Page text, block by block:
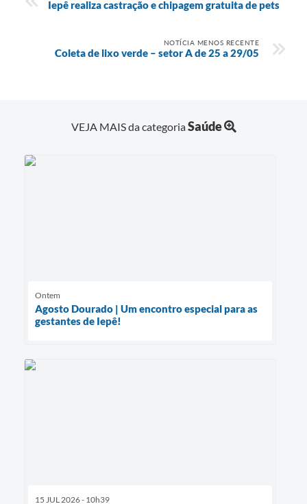
Iepê realiza castração e chipagem gratuita de pets
NOTÍCIA MENOS RECENTE
Coleta de lixo verde – setor A de 25 a 29/05
VEJA MAIS da categoriaSaúde
Ontem
Agosto Dourado | Um encontro especial para as
gestantes de Iepê!
15 JUL 2026 - 10h39